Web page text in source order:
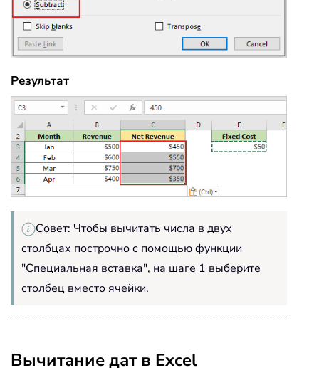
Результат
Совет: Чтобы вычитать числа в двух
столбцах построчно с помощью функции
"Специальная вставка", на шаге 1 выберите
столбец вместо ячейки.
Вычитание дат в Excel